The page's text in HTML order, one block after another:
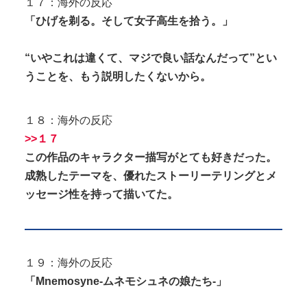
１７：海外の反応
「ひげを剃る。そして女子高生を拾う。」
“いやこれは違くて、マジで良い話なんだって”とい
うことを、もう説明したくないから。
１８：海外の反応
>>１７
この作品のキャラクター描写がとても好きだった。
成熟したテーマを、優れたストーリーテリングとメ
ッセージ性を持って描いてた。
１９：海外の反応
「Mnemosyne-ムネモシュネの娘たち-」